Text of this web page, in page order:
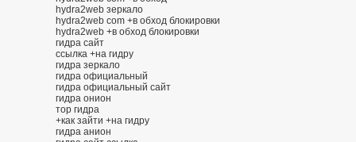
hydra2web зеркало
hydra2web com +в обход блокировки
hydra2web +в обход блокировки
гидра сайт
ссылка +на гидру
гидра зеркало
гидра официальный
гидра официальный сайт
гидра онион
тор гидра
+как зайти +на гидру
гидра анион